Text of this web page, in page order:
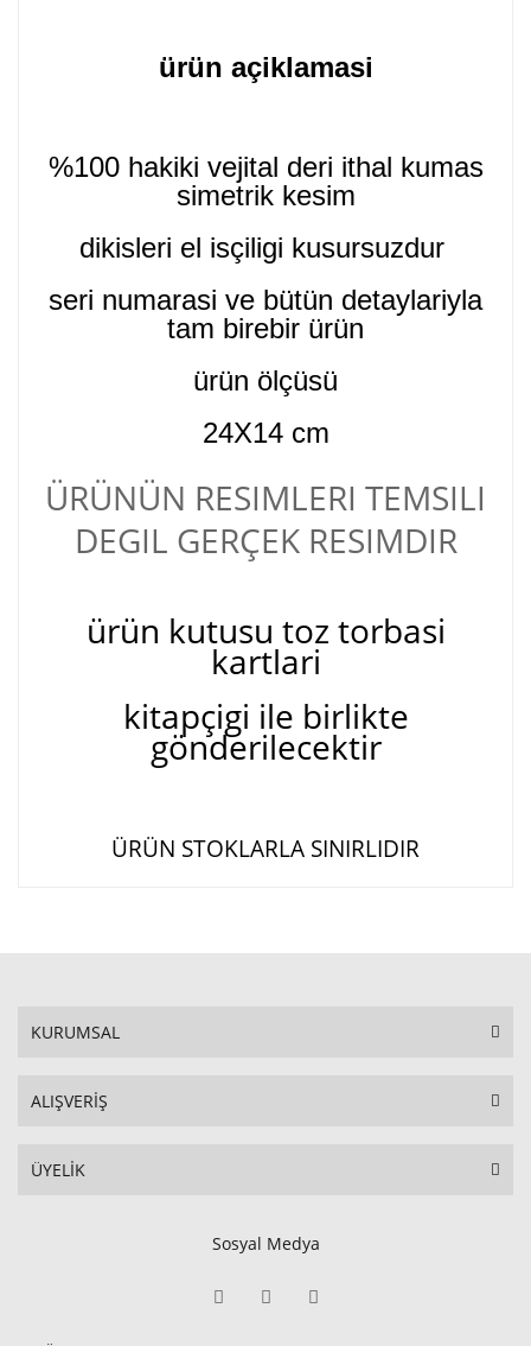
ürün açiklamasi
%100 hakiki vejital deri ithal kumas
simetrik kesim
dikisleri el isçiligi kusursuzdur
seri numarasi ve bütün detaylariyla
tam birebir ürün
ürün ölçüsü
24X14 cm
ÜRÜNÜN RESIMLERI TEMSILI
DEGIL GERÇEK RESIMDIR
ürün kutusu toz torbasi
kartlari
kitapçigi ile birlikte
gönderilecektir
ÜRÜN STOKLARLA SINIRLIDIR
KURUMSAL
ALIŞVERİŞ
ÜYELİK
Sosyal Medya